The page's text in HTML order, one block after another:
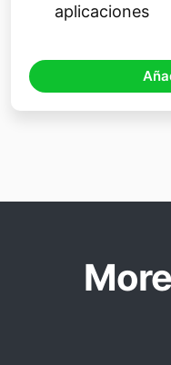
aplicaciones